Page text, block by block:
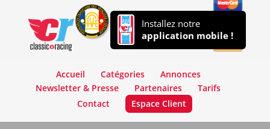
Installez notre
application mobile !
Accueil Catégories
Annonces
Newsletter & Presse
Partenaires
Tarifs
Contact
Espace Client